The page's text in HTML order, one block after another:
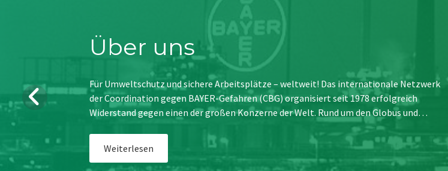
Über uns
Für Umweltschutz und sichere Arbeitsplätze – weltweit! Das internationale Netzwerk
der Coordination gegen BAYER-Gefahren (CBG) organisiert seit 1978 erfolgreich
Widerstand gegen einen der großen Konzerne der Welt. Rund um den Globus und…
Weiterlesen